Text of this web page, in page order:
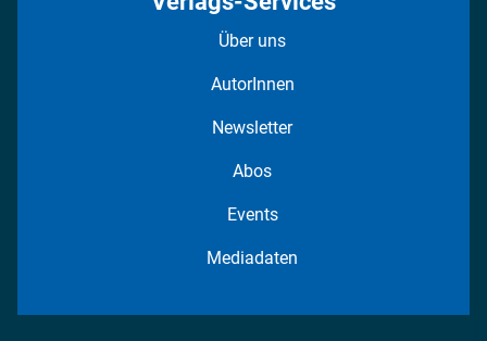
Über uns
AutorInnen
Newsletter
Abos
Events
Mediadaten